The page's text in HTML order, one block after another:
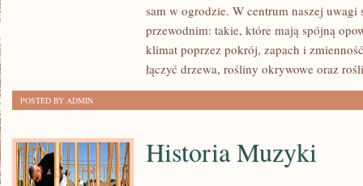
HISTORYCZNE
BOTANICZNE
sam w ogrodzie. W centrum naszej
przewodnim: takie, które mają spójną
klimat poprzez pokrój, zapach i
łączyć drzewa, rośliny okrywowe oraz
POSTED BY ADMIN
Historia Muzyki